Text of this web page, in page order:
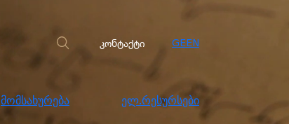
კონტაქტი GEEN
მომსახურება ელ.რესურსები